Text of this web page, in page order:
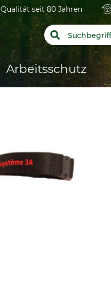
Qualität seit 80 Jahren
Arbeitsschutz